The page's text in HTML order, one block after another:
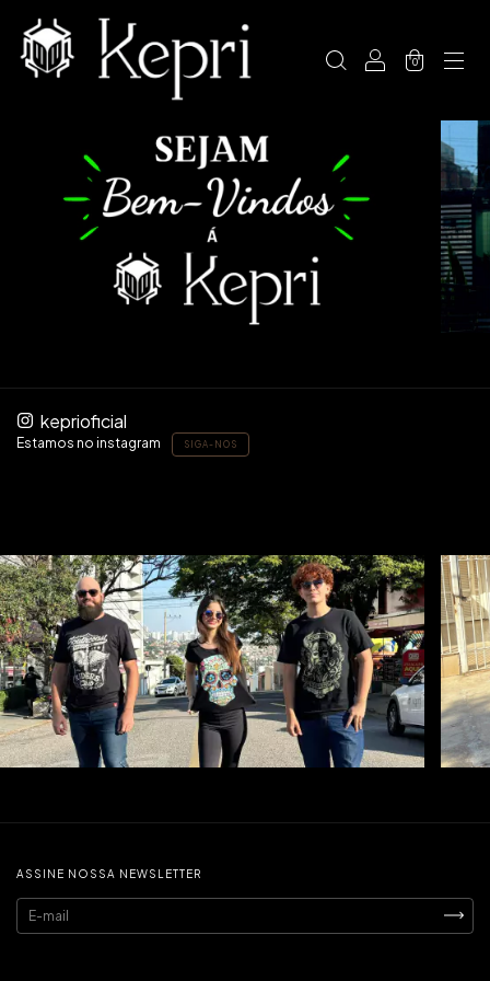
0
keprioficial
Estamos no instagram SIGA-NOS
ASSINE NOSSA NEWSLETTER